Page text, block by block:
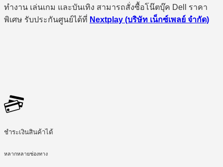
ทำงาน เล่นเกม และบันเทิง สามารถสั่งซื้อโน๊ตบุ๊ค Dell ราคา
พิเศษ รับประกันศูนย์ได้ที่ Nextplay (บริษัท เน็กซ์เพลย์ จำกัด)
ชำระเงินสินค้าได้
หลากหลายช่องทาง